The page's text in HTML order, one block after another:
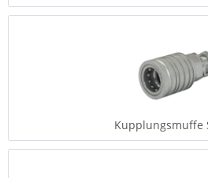
Kupplungsmuffe